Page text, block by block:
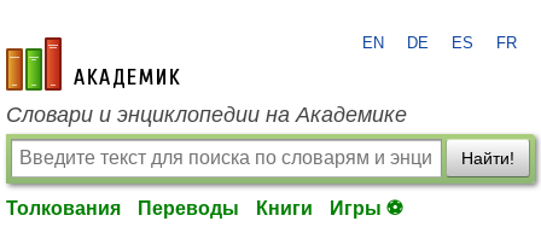
academic.ru
EN DE ES FR
Словари и энциклопедии на Академике
Найти!
Толкования Переводы Книги Игры ⚽